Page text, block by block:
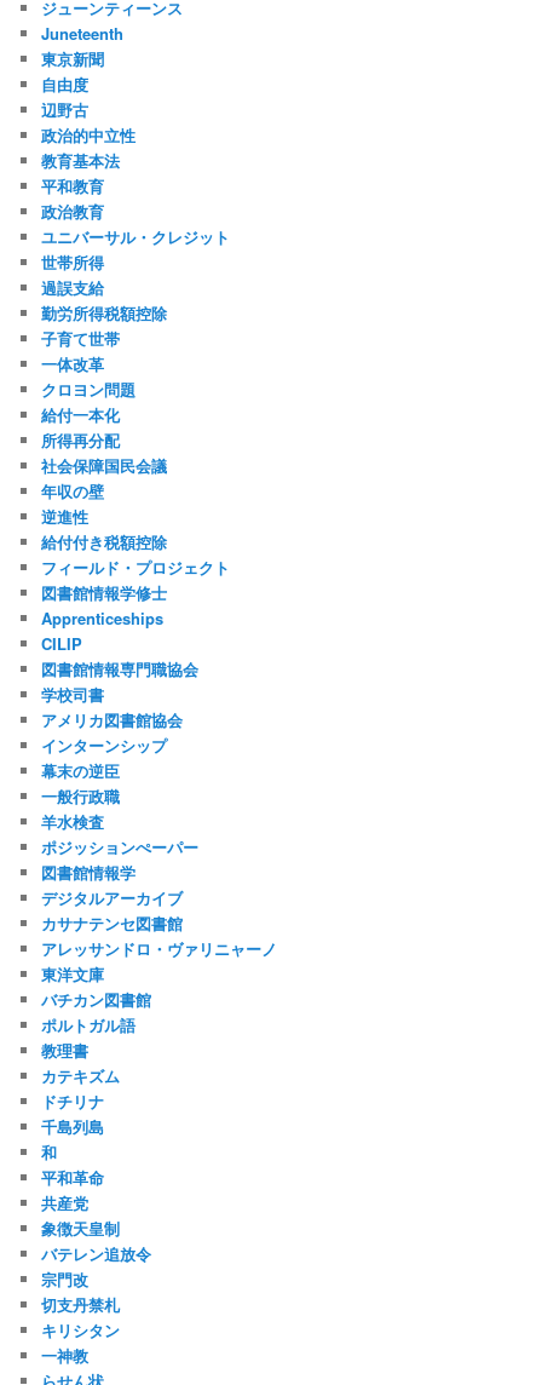
ジューンティーンス
Juneteenth
東京新聞
自由度
辺野古
政治的中立性
教育基本法
平和教育
政治教育
ユニバーサル・クレジット
世帯所得
過誤支給
勤労所得税額控除
子育て世帯
一体改革
クロヨン問題
給付一本化
所得再分配
社会保障国民会議
年収の壁
逆進性
給付付き税額控除
フィールド・プロジェクト
図書館情報学修士
Apprenticeships
CILIP
図書館情報専門職協会
学校司書
アメリカ図書館協会
インターンシップ
幕末の逆臣
一般行政職
羊水検査
ポジッションぺーパー
図書館情報学
デジタルアーカイブ
カサナテンセ図書館
アレッサンドロ・ヴァリニャーノ
東洋文庫
バチカン図書館
ポルトガル語
教理書
カテキズム
ドチリナ
千島列島
和
平和革命
共産党
象徴天皇制
バテレン追放令
宗門改
切支丹禁札
キリシタン
一神教